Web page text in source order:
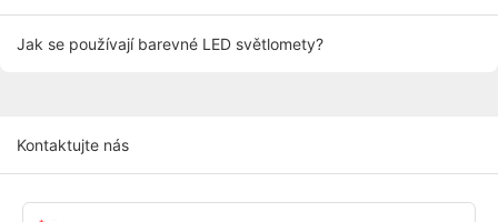
Jak se používají barevné LED světlomety?
Kontaktujte nás